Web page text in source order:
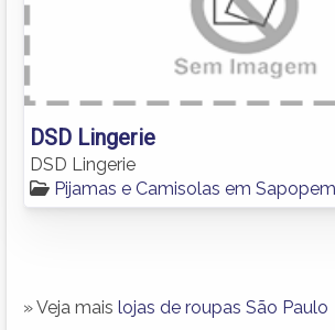
DSD Lingerie
DSD Lingerie
Pijamas e Camisolas em
» Veja mais lojas de roupas São Paulo